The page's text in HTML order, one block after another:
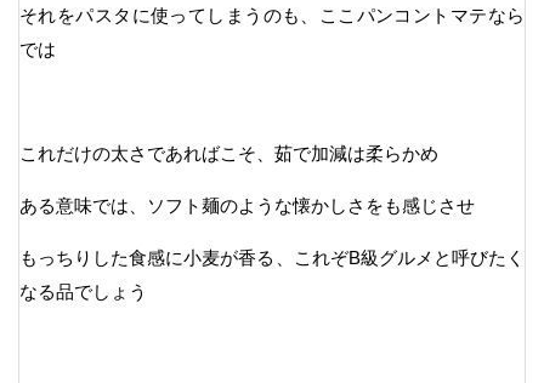
それをパスタに使ってしまうのも、ここパンコントマテなら
では
これだけの太さであればこそ、茹で加減は柔らかめ
ある意味では、ソフト麺のような懐かしさをも感じさせ
もっちりした食感に小麦が香る、これぞB級グルメと呼びたく
なる品でしょう